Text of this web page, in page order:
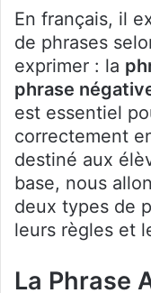
En français, il
de phrases
exprimer : la
phrase
est essentiel
correctement
destiné aux
base, nous
deux types de
leurs règles et
La Phrase